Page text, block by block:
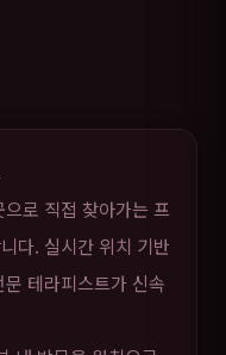
로 직접 찾아가는 프
다. 실시간 위치 기반
테라피스트가 신속